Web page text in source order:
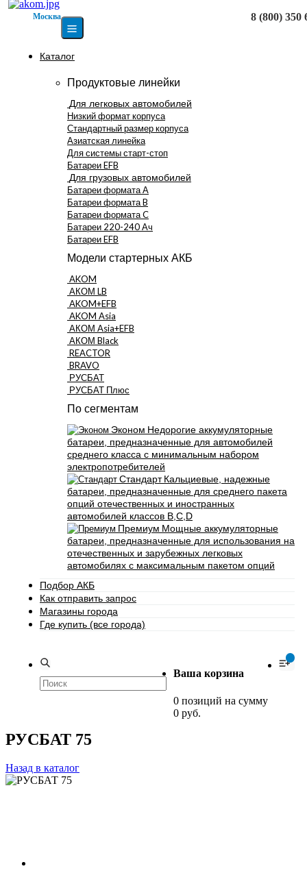
Москва 8 (800) 350
Каталог
Продуктовые линейки
Для легковых автомобилей
Низкий формат корпуса
Стандартный размер корпуса
Азиатская линейка
Для системы старт-стоп
Батареи EFB
Для грузовых автомобилей
Батареи формата А
Батареи формата B
Батареи формата C
Батареи 220-240 Ач
Батареи EFB
Модели стартерных АКБ
AKOM
АКОМ LB
AKOM+EFB
AKOM Asia
АКОМ Asia+EFB
АКОМ Black
REACTOR
BRAVO
РУСБАТ
РУСБАТ Плюс
По сегментам
Эконом Недорогие аккумуляторные
батареи, предназначенные для автомобилей
среднего класса с минимальным набором
электропотребителей
Стандарт Кальциевые, надежные
батареи, предназначенные для среднего пакета
опций отечественных и иностранных
автомобилей классов B,C,D
Премиум Мощные аккумуляторные
батареи, предназначенные для использования на
отечественных и зарубежных легковых
автомобилях с максимальным пакетом опций
Подбор АКБ
Как отправить запрос
Магазины города
Где купить (все города)
Ваша корзина
0 позиций на сумму
0 руб.
0
РУСБАТ 75
Назад в каталог